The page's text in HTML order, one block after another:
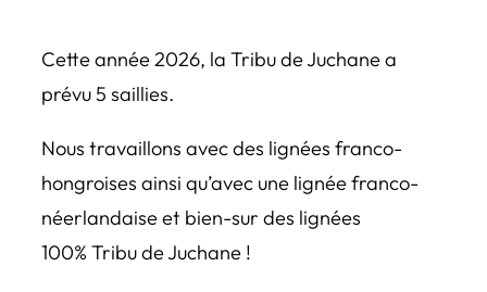
Cette année 2026, la Tribu de Juchane a
prévu 5 saillies.
Nous travaillons avec des lignées franco-
hongroises ainsi qu’avec une lignée franco-
néerlandaise et bien-sur des lignées
100% Tribu de Juchane !